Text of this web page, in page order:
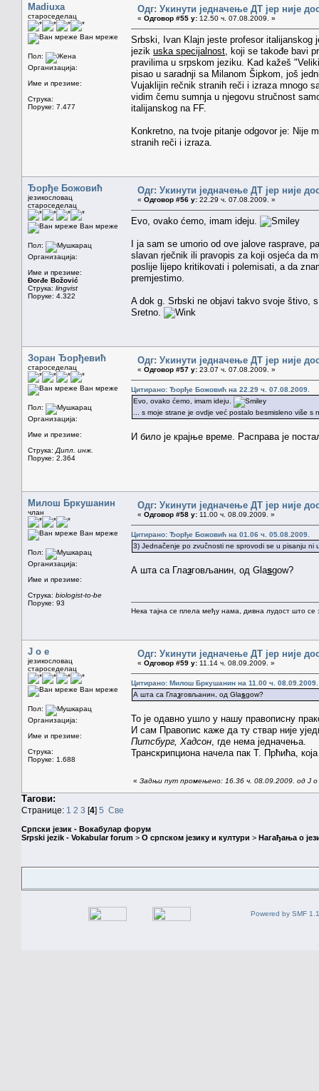
Madiuxa
староседелац
Ван мреже
Пол:
Организација:
Име и презиме:
Струка:
Поруке: 7.477
Одг: Укинути једначење ДТ јер није
« Одговор #55 у: 12.50 ч. 07.08.2009. »
Srbski, Ivan Klajn jeste profesor
jezik uska specijalnost , koji se takođe bavi
pravilima u srpskom jeziku. Kad kažeš
pisao u saradnji sa Milanom Šipkom, još
Vujaklijin rečnik stranih reči i izraza mnogo
vidim čemu sumnja u njegovu stručnost
italijanskog na FF.
Konkretno, na tvoje pitanje odgovor je: Nije
stranih reči i izraza.
Ђорђе Божовић
језикословац
староседелац
Ван мреже
Пол:
Организација:
Име и презиме:
Đorđe Božović
Струка: lingvist
Поруке: 4.322
Одг: Укинути једначење ДТ јер није
« Одговор #56 у: 22.29 ч. 07.08.2009. »
Evo, ovako ćemo, imam ideju.
I ja sam se umorio od ove jalove rasprave,
slavan rječnik ili pravopis za koji osjeća da
poslije lijepo kritikovati i polemisati, a da
premjestimo.
A dok g. Srbski ne objavi takvo svoje štivo,
Sretno.
Зоран Ђорђевић
староседелац
Ван мреже
Пол:
Организација:
Име и презиме:
Струка: Дипл. инж.
Поруке: 2.364
Одг: Укинути једначење ДТ јер није
« Одговор #57 у: 23.07 ч. 07.08.2009. »
Цитирано: Ђорђе Божовић на 22.29 ч. 07.08.2009.
Evo, ovako ćemo, imam ideju.
... s moje strane je ovdje već postalo besmisleno više s
И било је крајње време. Расправа је
Милош Бркушанин
члан
Ван мреже
Пол:
Организација:
Име и презиме:
Струка: biologist-to-be
Поруке: 93
Одг: Укинути једначење ДТ јер није
« Одговор #58 у: 11.00 ч. 08.09.2009. »
Цитирано: Ђорђе Божовић на 01.06 ч. 05.08.2009.
3) Jednačenje po zvučnosti ne sprovodi se u pisanju ni
А шта са Глазговљанин, од Glasgow?
Нека тајна се плела међу нама, дивна лудост што се
J o e
језикословац
староседелац
Ван мреже
Пол:
Организација:
Име и презиме:
Струка:
Поруке: 1.688
Одг: Укинути једначење ДТ јер није
« Одговор #59 у: 11.14 ч. 08.09.2009. »
Цитирано: Милош Бркушанин на 11.00 ч. 08.09.2009.
А шта са Глазговљанин, од Glasgow?
То је одавно ушло у нашу правописну
И сам Правопис каже да ту ствар није
Питсбург, Хадсон , где нема једначења.
Транскрипциона начела пак Т. Прћића,
« Задњи пут промењено: 16.36 ч. 08.09.2009. од J o
Тагови:
Странице: 1 2 3 [4] 5 Све
Српски језик - Вокабулар форум
Srpski jezik - Vokabular forum > О српском језику и култури > Нагађања о
Powered by SMF